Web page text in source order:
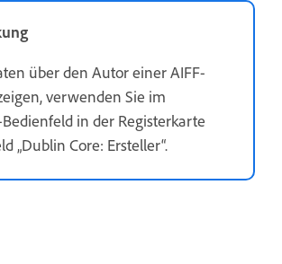
über den Autor einer AIFF-
verwenden Sie im
in der Registerkarte
„Dublin Core: Ersteller“.